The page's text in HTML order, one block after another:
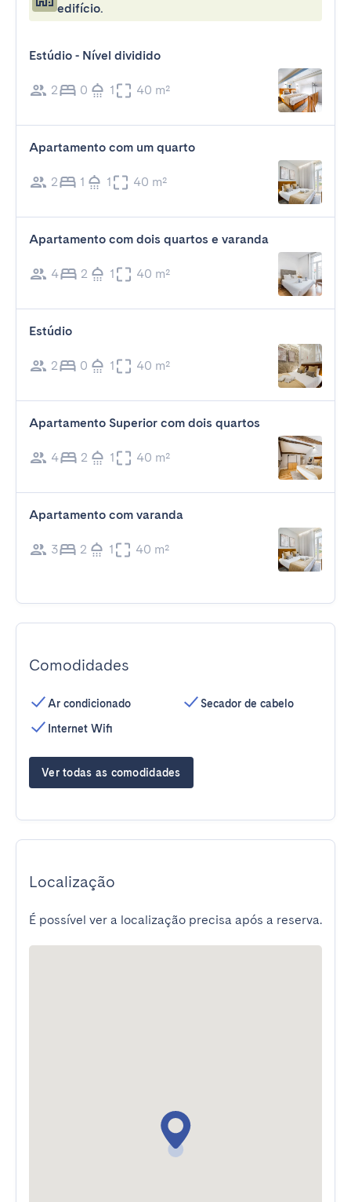
edifício.
Estúdio - Nível dividido
2 0 1 40 m²
Apartamento com um quarto
2 1 1 40 m²
Apartamento com dois quartos e varanda
4 2 1 40 m²
Estúdio
2 0 1 40 m²
Apartamento Superior com dois quartos
4 2 1 40 m²
Apartamento com varanda
3 2 1 40 m²
Comodidades
Ar condicionado
Internet Wifi
Secador de cabelo
Ver todas as comodidades
Localização
É possível ver a localização precisa após a reserva.